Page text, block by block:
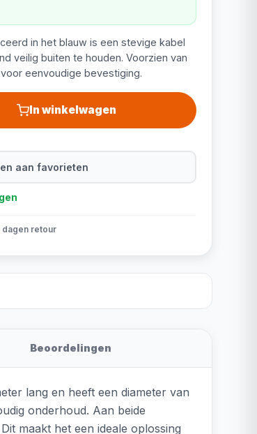
in het blauw is een stevige kabel
veilig buiten te houden. Voorzien van
eenvoudige bevestiging.
In winkelwagen
aan favorieten
dagen retour
Beoordelingen
lang en heeft een diameter van
onderhoud. Aan beide
maakt het een ideale oplossing